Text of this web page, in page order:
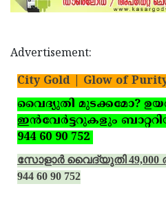
Advertisement:
City Gold | Glow of
വൈദ്യുതി മുടക്കമോ?
ഇന്‍വേര്‍ട്ടറുകളും
944 60 90 752
സോളാര്‍ വൈദ്യുതി
944 60 90 752